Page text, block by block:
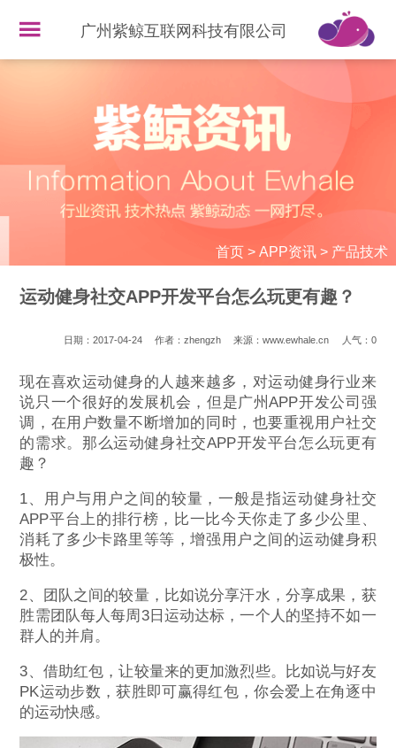
广州紫鲸互联网科技有限公司
首页> APP资讯> 产品技术
运动健身社交APP开发平台怎么玩更有趣？
日期：2017-04-24 作者：zhengzh 来源：www.ewhale.cn 人气： 0
现在喜欢运动健身的人越来越多，对运动健身行业来
说只一个很好的发展机会，但是广州APP开发公司强
调，在用户数量不断增加的同时，也要重视用户社交
的需求。那么运动健身社交APP开发平台怎么玩更有
趣？
1、用户与用户之间的较量，一般是指运动健身社交
APP平台上的排行榜，比一比今天你走了多少公里、
消耗了多少卡路里等等，增强用户之间的运动健身积
极性。
2、团队之间的较量，比如说分享汗水，分享成果，获
胜需团队每人每周3日运动达标，一个人的坚持不如一
群人的并肩。
3、借助红包，让较量来的更加激烈些。比如说与好友
PK运动步数，获胜即可赢得红包，你会爱上在角逐中
的运动快感。